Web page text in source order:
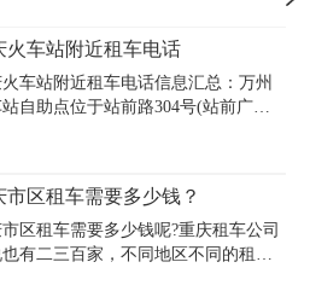
火车站附近租车电话
车站附近租车电话信息汇总：万州
自助点位于站前路304号(站前广场
站周边租车选择丰富，包括哔哔租
67791118)、泰廷租车(023-
及尚益达租车(15223339122)，均
市区租车需要多少钱？
区租车需要多少钱呢?重庆租车公司
有二三百家，不同地区不同的租车